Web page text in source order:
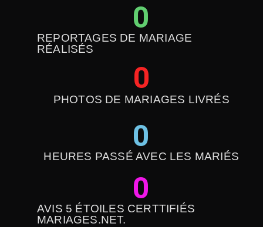
REPORTAGES DE MARIAGE
RÉALISÉS
0
PHOTOS DE MARIAGES LIVRÉS
0
HEURES PASSÉ AVEC LES MARIÉS
0
AVIS 5 ÉTOILES CERTTIFIÉS
MARIAGES.NET.
0